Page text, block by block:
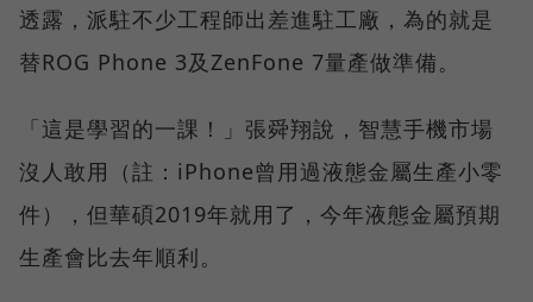
透露，派駐不少工程師出差進駐工廠，為的就是
替ROG Phone 3及ZenFone 7量產做準備。
「這是學習的一課！」張舜翔說，智慧手機市場
沒人敢用（註：iPhone曾用過液態金屬生產小零
件），但華碩2019年就用了，今年液態金屬預期
生產會比去年順利。